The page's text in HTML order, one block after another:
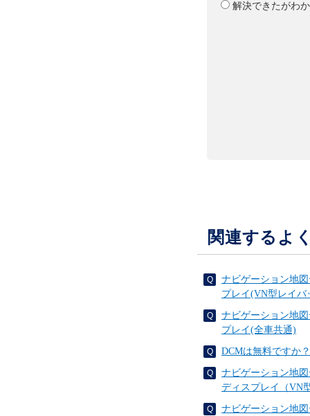
解決できたがわ
関連するよ
ナビゲーション地
プレイ(VN型レイバ
ナビゲーション地
プレイ(全車共通)
DCMは無料ですか？
ナビゲーション地
ディスプレイ（VN
ナビゲーション地